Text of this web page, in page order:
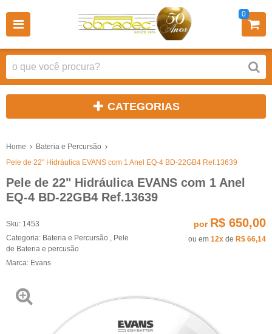
0
CATEGORIAS
Home
Bateria e Percursão
Pele de 22" Hidráulica EVANS com 1 Anel EQ-4 BD-22GB4 Ref.13639
Pele de 22" Hidráulica EVANS com 1 Anel
EQ-4 BD-22GB4 Ref.13639
Sku: 1453
Categoria: Bateria e Percursão
Pele
de Bateria e percusão
Marca: Evans
por R$ 650,00
ou em 12x de R$ 66,14